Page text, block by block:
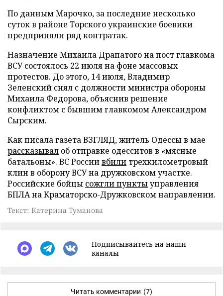
По данным Марочко, за последние несколько
суток в районе Торского украинские боевики
предприняли ряд контратак.
Назначение Михаила Драпатого на пост главкома
ВСУ состоялось 22 июля на фоне массовых
протестов. До этого, 14 июля, Владимир
Зеленский снял с должности министра обороны
Михаила Федорова, объяснив решение
конфликтом с бывшим главкомом Александром
Сырским.
Как писала газета ВЗГЛЯД, житель Одессы в мае
рассказывал об отправке одесситов в «мясные
батальоны». ВС Россиивбили трехкилометровый
клин в оборону ВСУ на дружковском участке.
Российские бойцы сожгли пунктыуправления
БПЛА на Краматорско-Дружковском направлении.
Текст: Катерина Туманова
Подписывайтесь на наши
каналы
Читать комментарии (7)